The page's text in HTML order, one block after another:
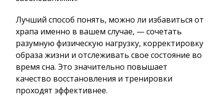
Лучший способ понять, можно ли избавиться от
храпа именно в вашем случае, — сочетать
разумную физическую нагрузку, корректировку
образа жизни и отслеживать свое состояние во
время сна. Это значительно повышает
качество восстановления и тренировки
проходят эффективнее.